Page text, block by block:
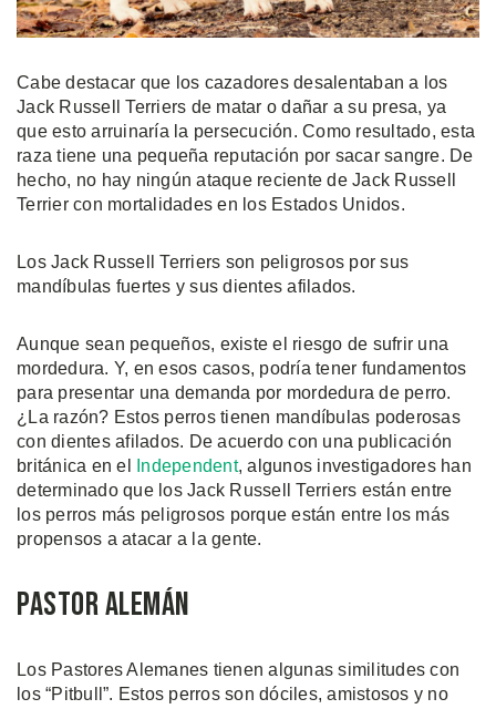
Cabe destacar que los cazadores desalentaban a los
Jack Russell Terriers de matar o dañar a su presa, ya
que esto arruinaría la persecución. Como resultado, esta
raza tiene una pequeña reputación por sacar sangre. De
hecho, no hay ningún ataque reciente de Jack Russell
Terrier con mortalidades en los Estados Unidos.
Los Jack Russell Terriers son peligrosos por sus
mandíbulas fuertes y sus dientes afilados.
Aunque sean pequeños, existe el riesgo de sufrir una
mordedura. Y, en esos casos, podría tener fundamentos
para presentar una demanda por mordedura de perro.
¿La razón? Estos perros tienen mandíbulas poderosas
con dientes afilados. De acuerdo con una publicación
británica en el
Independent, algunos investigadores han
determinado que los Jack Russell Terriers están entre
los perros más peligrosos porque están entre los más
propensos a atacar a la gente.
Pastor Alemán
Los Pastores Alemanes tienen algunas similitudes con
los “Pitbull”. Estos perros son dóciles, amistosos y no